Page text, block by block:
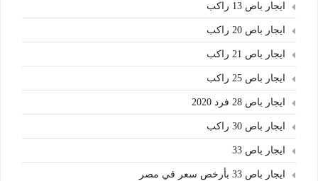
ايجار باص 13 راكب
ايجار باص 20 راكب
ايجار باص 21 راكب
ايجار باص 25 راكب
ايجار باص 28 فرد 2020
ايجار باص 30 راكب
ايجار باص 33
ايجار باص 33 بأرخص سعر في مصر